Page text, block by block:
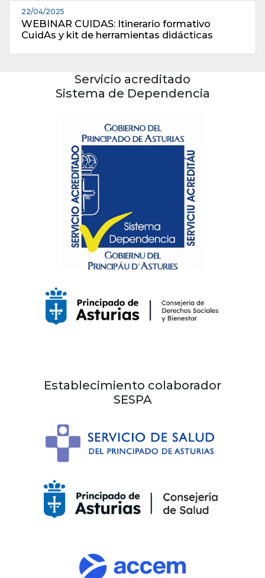
22/04/2025
WEBINAR CUIDAS: Itinerario formativo
CuidAs y kit de herramientas didácticas
Servicio acreditado
Sistema de Dependencia
Establecimiento colaborador
SESPA